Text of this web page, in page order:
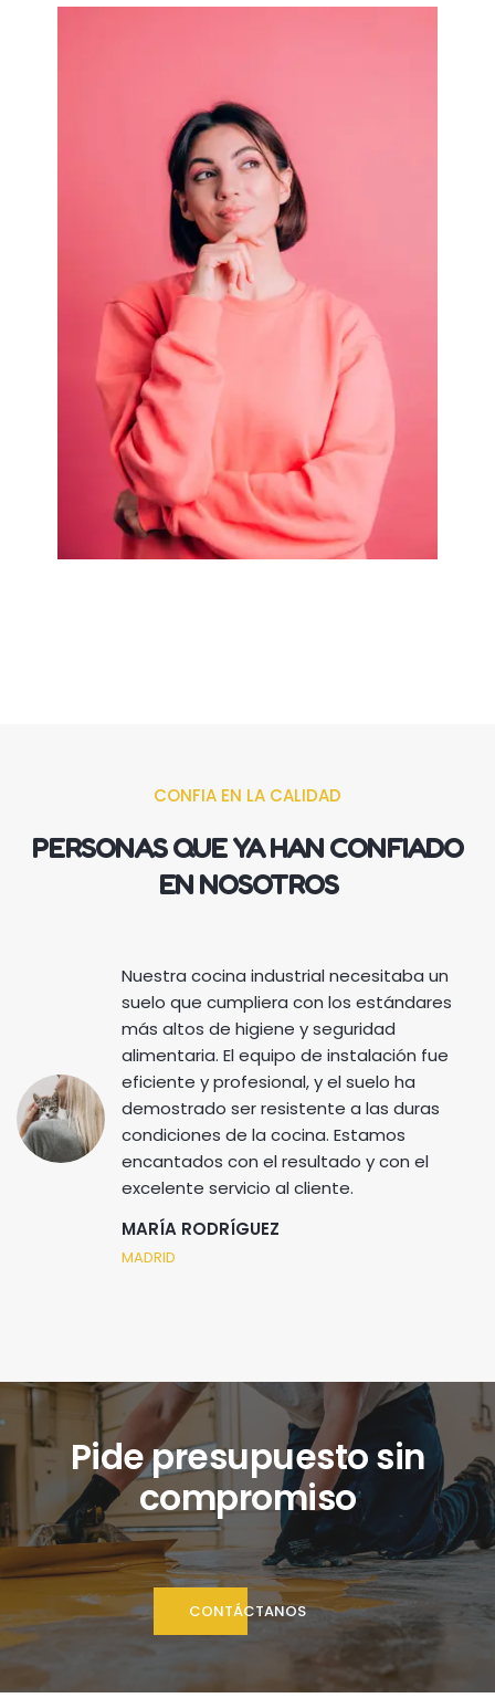
CONFIA EN LA CALIDAD
PERSONAS QUE YA HAN CONFIADO
EN NOSOTROS
Nuestra cocina industrial necesitaba un
suelo que cumpliera con los estándares
más altos de higiene y seguridad
alimentaria. El equipo de instalación fue
eficiente y profesional, y el suelo ha
demostrado ser resistente a las duras
condiciones de la cocina. Estamos
encantados con el resultado y con el
excelente servicio al cliente.
MARÍA RODRÍGUEZ
MADRID
Pide presupuesto sin
compromiso
CONTÁCTANOS